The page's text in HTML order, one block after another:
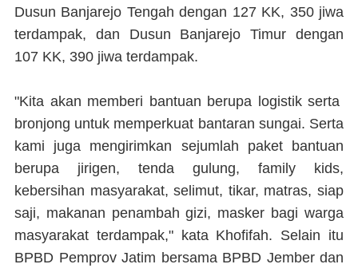
Dusun Banjarejo Tengah dengan 127 KK, 350 jiwa
terdampak, dan Dusun Banjarejo Timur dengan
107 KK, 390 jiwa terdampak.
"Kita akan memberi bantuan berupa logistik serta
bronjong untuk memperkuat bantaran sungai. Serta
kami juga mengirimkan sejumlah paket bantuan
berupa jirigen, tenda gulung, family kids,
kebersihan masyarakat, selimut, tikar, matras, siap
saji, makanan penambah gizi, masker bagi warga
masyarakat terdampak," kata Khofifah. Selain itu
BPBD Pemprov Jatim bersama BPBD Jember dan